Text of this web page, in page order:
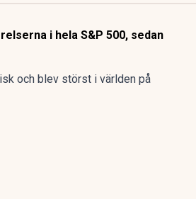
i hela S&P 500, sedan
och blev störst i världen på